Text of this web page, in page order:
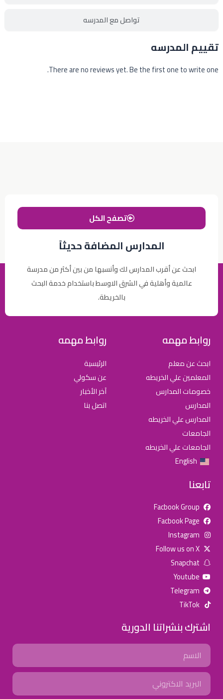
تواصل مع المدرسه
تقييم المدرسه
There are no reviews yet. Be the first one to write one.
المدارس المضافة حديثاً
ابحث عن أقرب المدارس لك وأنسبها من بين أكثر من مدرسة
عالمية وأهلية في الشرق الاوسط باستخدام خدمة البحث
بالخريطة.
تصفح الكل
روابط مهمه
ابحث عن معلم
المعلمين علي الخريطه
خصومات المدارس
المدارس
المدارس علي الخريطه
الجامعات
الجامعات علي الخريطه
English
روابط مهمه
الرئيسية
عن سكولي
آخر الأخبار
اتصل بنا
تابعنا
Facbook Group
Facbook Page
Instagram
Follow us on X
Snapchat
Youtube
Telegram
TikTok
اشترك بنشراتنا الدورية
Name
Email
للإعلان على منصة سكولي وجروب مدارس عالمية وأهلية يشرفنا
جروب فيسبوك
تويتر (X) سناب شات يوتيوب